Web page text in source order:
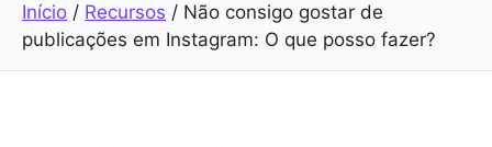
Início / Recursos / Não consigo gostar de
publicações em Instagram: O que posso fazer?